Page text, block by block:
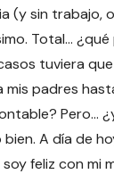
(y sin trabajo,
Total…
tuviera
padres
Pero…
A día de
feliz con mi